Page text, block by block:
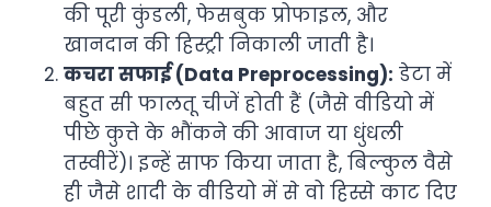
की पूरी कुंडली, फेसबुक प्रोफाइल, और
खानदान की हिस्ट्री निकाली जाती है।
कचरा सफाई (Data Preprocessing): डेटा में
बहुत सी फालतू चीजें होती हैं (जैसे वीडियो में
पीछे कुत्ते के भौंकने की आवाज या धुंधली
तस्वीरें)। इन्हें साफ किया जाता है, बिल्कुल वैसे
ही जैसे शादी के वीडियो में से वो हिस्से काट दिए